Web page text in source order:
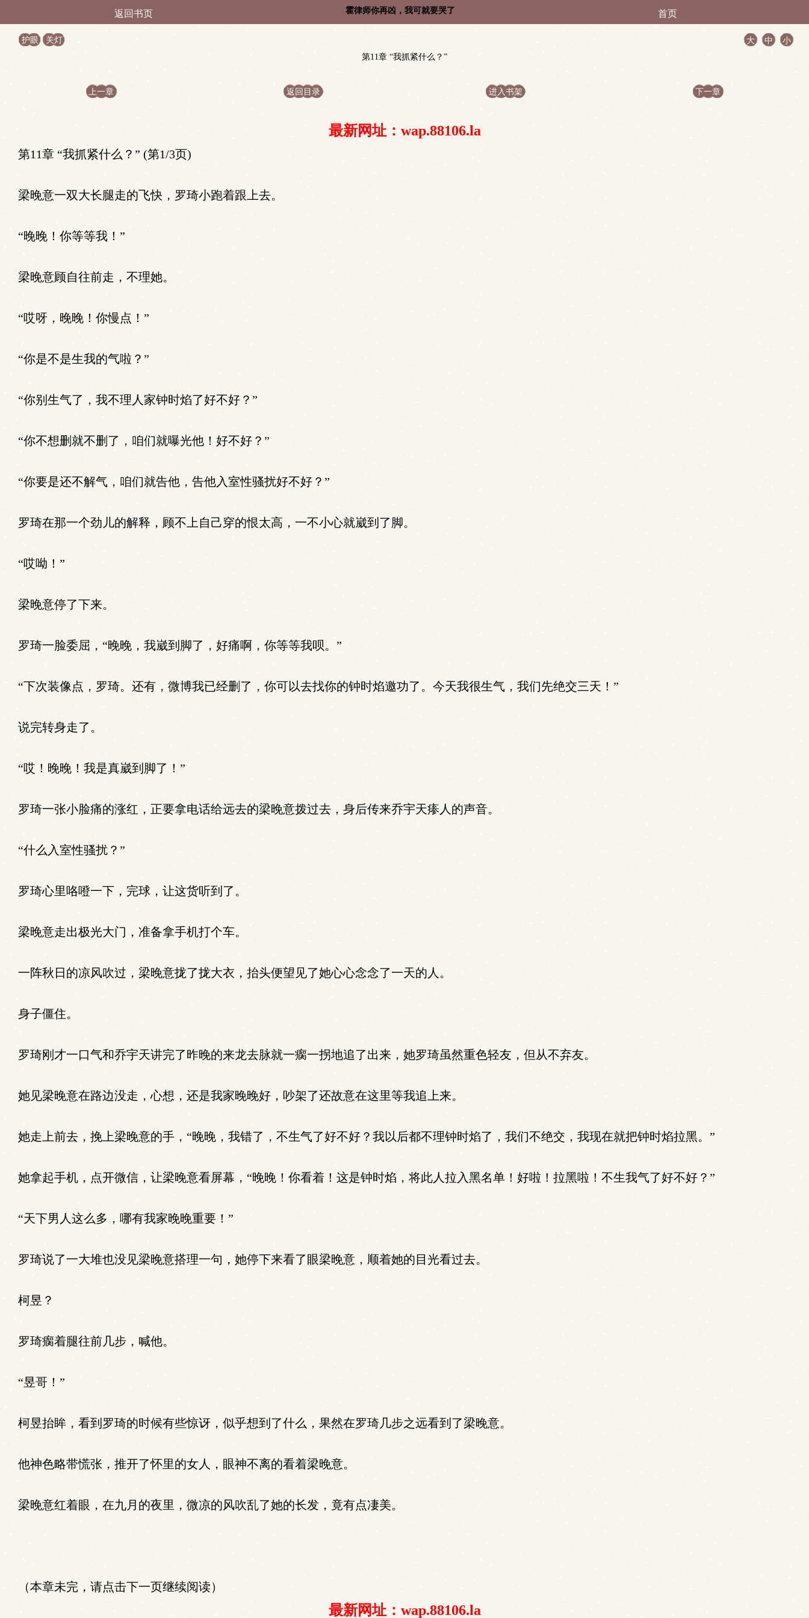
返回书页 霍律师你再凶，我可就要哭了 首页
护眼 关灯 大 中
小
第11章 “我抓紧什么？”
上一章 返回目录 进入书架 下一章
最新网址：wap.88106.la
第11章 “我抓紧什么？” (第1/3页)
梁晚意一双大长腿走的飞快，罗琦小跑着跟上去。
“晚晚！你等等我！”
梁晚意顾自往前走，不理她。
“哎呀，晚晚！你慢点！”
“你是不是生我的气啦？”
“你别生气了，我不理人家钟时焰了好不好？”
“你不想删就不删了，咱们就曝光他！好不好？”
“你要是还不解气，咱们就告他，告他入室性骚扰好不好？”
罗琦在那一个劲儿的解释，顾不上自己穿的恨太高，一不小心就崴到了脚。
“哎呦！”
梁晚意停了下来。
罗琦一脸委屈，“晚晚，我崴到脚了，好痛啊，你等等我呗。”
“下次装像点，罗琦。还有，微博我已经删了，你可以去找你的钟时焰邀功了。今天我很生气，我们先绝交三天！”
说完转身走了。
“哎！晚晚！我是真崴到脚了！”
罗琦一张小脸痛的涨红，正要拿电话给远去的梁晚意拨过去，身后传来乔宇天瘆人的声音。
“什么入室性骚扰？”
罗琦心里咯噔一下，完球，让这货听到了。
梁晚意走出极光大门，准备拿手机打个车。
一阵秋日的凉风吹过，梁晚意拢了拢大衣，抬头便望见了她心心念念了一天的人。
身子僵住。
罗琦刚才一口气和乔宇天讲完了昨晚的来龙去脉就一瘸一拐地追了出来，她罗琦虽然重色轻友，但从不弃友。
她见梁晚意在路边没走，心想，还是我家晚晚好，吵架了还故意在这里等我追上来。
她走上前去，挽上梁晚意的手，“晚晚，我错了，不生气了好不好？我以后都不理钟时焰了，我们不绝交，我现在就把钟时焰拉黑。”
她拿起手机，点开微信，让梁晚意看屏幕，“晚晚！你看着！这是钟时焰，将此人拉入黑名单！好啦！拉黑啦！不生我气了好不好？”
“天下男人这么多，哪有我家晚晚重要！”
罗琦说了一大堆也没见梁晚意搭理一句，她停下来看了眼梁晚意，顺着她的目光看过去。
柯昱？
罗琦瘸着腿往前几步，喊他。
“昱哥！”
柯昱抬眸，看到罗琦的时候有些惊讶，似乎想到了什么，果然在罗琦几步之远看到了梁晚意。
他神色略带慌张，推开了怀里的女人，眼神不离的看着梁晚意。
梁晚意红着眼，在九月的夜里，微凉的风吹乱了她的长发，竟有点凄美。
（本章未完，请点击下一页继续阅读）
最新网址：wap.88106.la